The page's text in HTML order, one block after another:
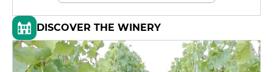
DISCOVER THE WINERY